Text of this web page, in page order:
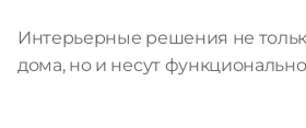
Интерьерные решения не
дома, но и несут